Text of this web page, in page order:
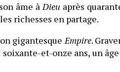
âme àDieu après
richesses en partage.
gigantesqueEmpire.
et-onze ans, un